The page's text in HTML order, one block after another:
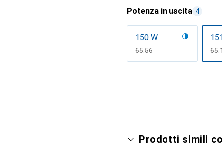
Potenza in uscita 4
150 W
CHF
65.56 CHF
Prodotti simili